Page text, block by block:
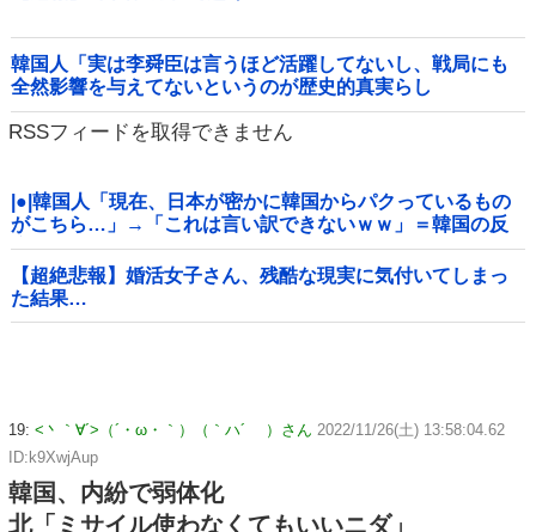
韓国人「実は李舜臣は言うほど活躍してないし、戦局にも
全然影響を与えてないというのが歴史的真実らし
い・・・」
RSSフィードを取得できません
|●|韓国人「現在、日本が密かに韓国からパクっているもの
がこちら…」→「これは言い訳できないｗｗ」＝韓国の反
応
【超絶悲報】婚活女子さん、残酷な現実に気付いてしまっ
た結果…
19: <丶｀∀´>（´・ω・｀）（｀ハ´ ）さん 2022/11/26(土) 13:58:04.62
ID:k9XwjAup
韓国、内紛で弱体化
北「ミサイル使わなくてもいいニダ」